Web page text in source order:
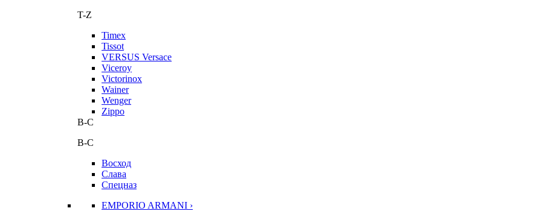
T-Z
Timex
Tissot
VERSUS Versace
Viceroy
Victorinox
Wainer
Wenger
Zippo
В-С
В-С
Восход
Слава
Спецназ
EMPORIO ARMANI ›